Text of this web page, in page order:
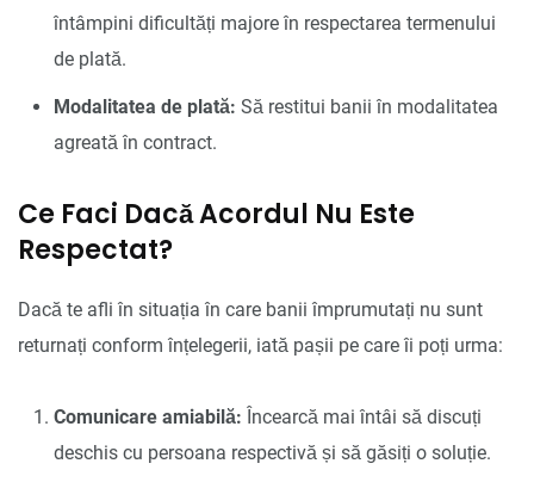
întâmpini dificultăți majore în respectarea termenului
de plată.
Modalitatea de plată: Să restitui banii în modalitatea
agreată în contract.
Ce Faci Dacă Acordul Nu Este
Respectat?
Dacă te afli în situația în care banii împrumutați nu sunt
returnați conform înțelegerii, iată pașii pe care îi poți urma:
Comunicare amiabilă: Încearcă mai întâi să discuți
deschis cu persoana respectivă și să găsiți o soluție.